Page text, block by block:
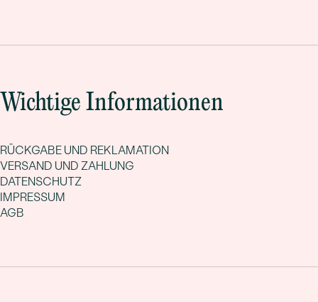
Wichtige Informationen
RÜCKGABE UND REKLAMATION
VERSAND UND ZAHLUNG
DATENSCHUTZ
IMPRESSUM
AGB